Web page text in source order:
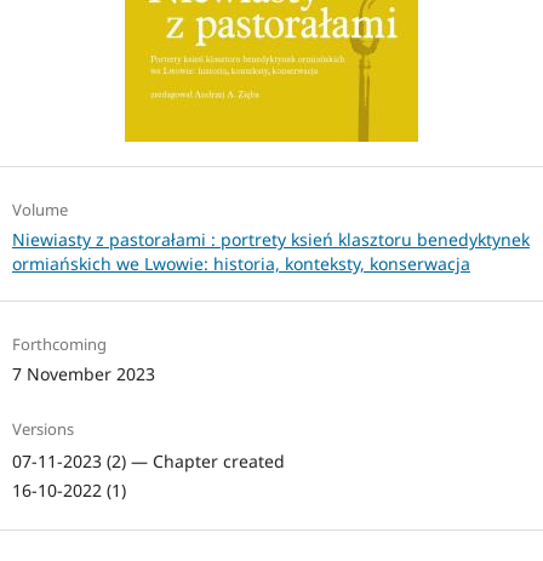
Volume
Niewiasty z pastorałami : portrety ksień klasztoru benedyktynek
ormiańskich we Lwowie: historia, konteksty, konserwacja
Forthcoming
7 November 2023
Versions
07-11-2023 (2) — Chapter created
16-10-2022 (1)